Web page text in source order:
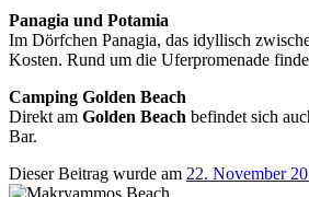
Panagia und Potamia
Im Dörfchen Panagia, das idyllisch
Kosten. Rund um die Uferpromenade
Camping Golden Beach
Direkt am Golden Beach befindet sich
Bar.
Dieser Beitrag wurde am 22. November